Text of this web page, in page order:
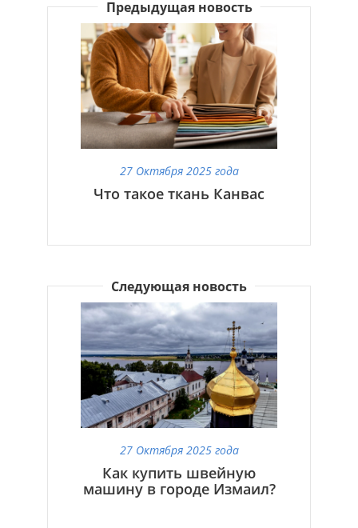
Предыдущая новость
27 Октября 2025 года
Что такое ткань Канвас
Следующая новость
27 Октября 2025 года
Как купить швейную
машину в городе Измаил?